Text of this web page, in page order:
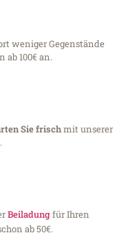
weniger Gegenstände
ab 100€ an.
Sie frischmit unserer
Beiladungfür Ihren
ab 50€.